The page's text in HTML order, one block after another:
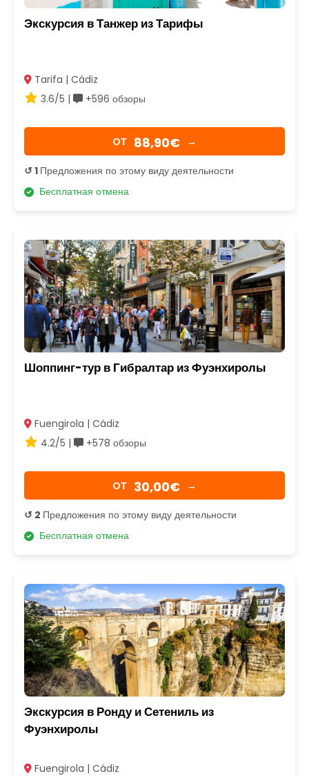
Экскурсия в Танжер из Тарифы
Tarifa | Cádiz
3.6/5 |
+596 обзоры
OТ 88,90€ →
↺ 1 Предложения по этому виду деятельности
Бесплатная отмена
Шоппинг-тур в Гибралтар из Фуэнхиролы
Fuengirola | Cádiz
4.2/5 |
+578 обзоры
OТ 30,00€ →
↺ 2 Предложения по этому виду деятельности
Бесплатная отмена
Экскурсия в Ронду и Сетениль из
Фуэнхиролы
Fuengirola | Cádiz